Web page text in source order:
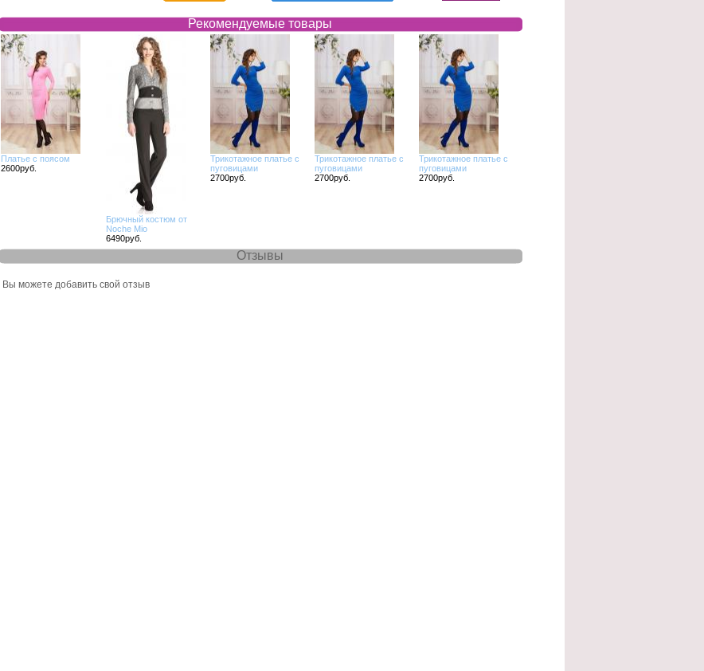
Рекомендуемые товары
Платье с поясом
2600руб.
Брючный костюм от
Noche Mio
6490руб.
Трикотажное платье с
пуговицами
2700руб.
Трикотажное платье с
пуговицами
2700руб.
Трикотажное платье с
пуговицами
2700руб.
Отзывы
Вы можете добавить свой отзыв